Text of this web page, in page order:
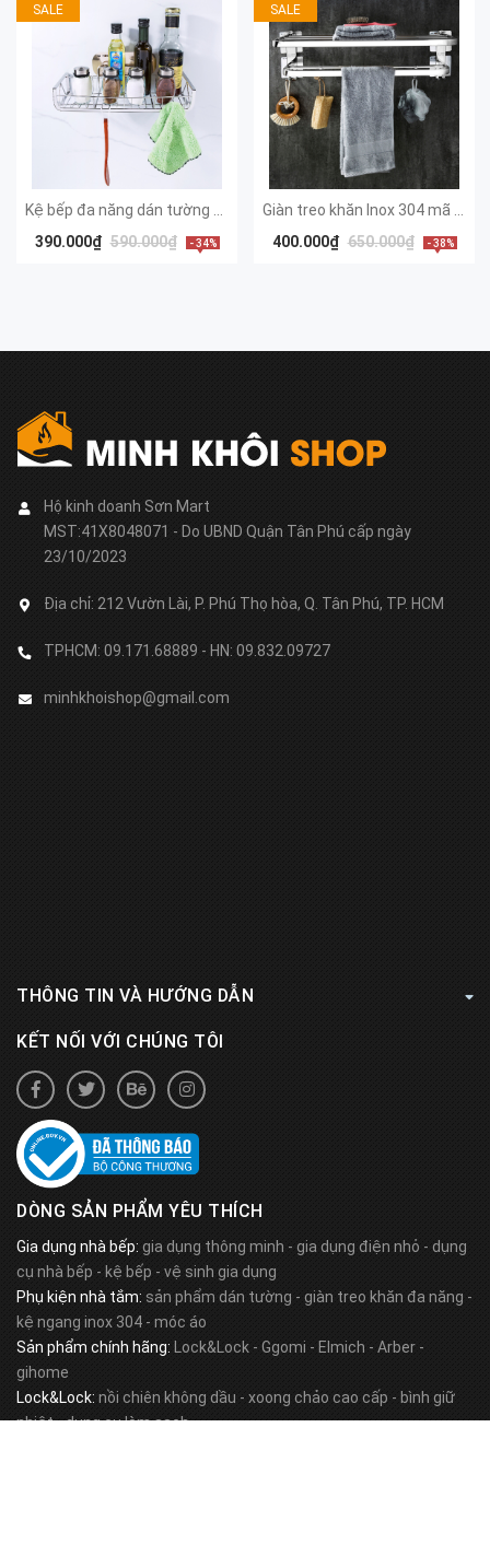
SALE
390.000₫ 590.000₫ - 34%
SALE
400.000₫ 650.000₫ - 38%
Hộ kinh doanh Sơn Mart
MST:41X8048071 - Do UBND Quận Tân Phú cấp ngày
23/10/2023
Địa chỉ: 212 Vườn Lài, P. Phú Thọ hòa, Q. Tân Phú, TP. HCM
TPHCM: 09.171.68889 - HN: 09.832.09727
minhkhoishop@gmail.com
THÔNG TIN VÀ HƯỚNG DẪN
KẾT NỐI VỚI CHÚNG TÔI
DÒNG SẢN PHẨM YÊU THÍCH
Gia dụng nhà bếp: gia dụng thông minh - gia dụng điện nhỏ - dụng
cụ nhà bếp - kệ bếp - vệ sinh gia dụng
Phụ kiện nhà tắm: sản phẩm dán tường - giàn treo khăn đa năng -
kệ ngang inox 304 - móc áo
Sản phẩm chính hãng: Lock&Lock - Ggomi - Elmich - Arber -
gihome
Lock&Lock: nồi chiên không dầu - xoong chảo cao cấp - bình giữ
nhiệt-dụng cụ làm sạch